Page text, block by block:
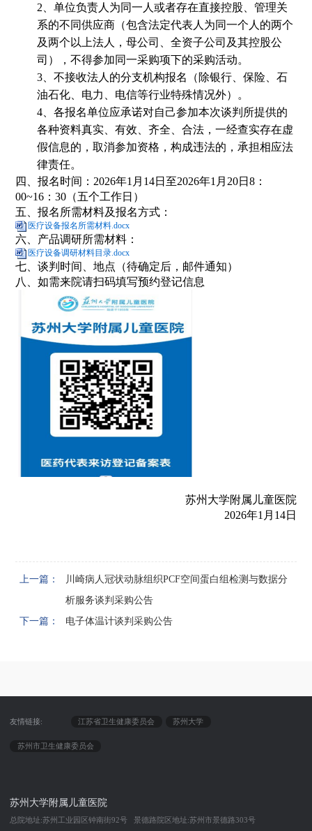
2、单位负责人为同一人或者存在直接控股、管理关
系的不同供应商（包含法定代表人为同一个人的两个
及两个以上法人，母公司、全资子公司及其控股公
司），不得参加同一采购项下的采购活动。
3、不接收法人的分支机构报名（除银行、保险、石
油石化、电力、电信等行业特殊情况外）。
4、各报名单位应承诺对自己参加本次谈判所提供的
各种资料真实、有效、齐全、合法，一经查实存在虚
假信息的，取消参加资格，构成违法的，承担相应法
律责任。
四、报名时间：2026年1月14日至2026年1月20日8：
00~16：30（五个工作日）
五、报名所需材料及报名方式：
医疗设备报名所需材料.docx
六、产品调研所需材料：
医疗设备调研材料目录.docx
七、谈判时间、地点（待确定后，邮件通知）
八、如需来院请扫码填写预约登记信息
苏州大学附属儿童医院
2026年1月14日
上一篇：
川崎病人冠状动脉组织PCF空间蛋白组检测与数据分
析服务谈判采购公告
下一篇：
电子体温计谈判采购公告
友情链接: 江苏省卫生健康委员会 苏州大学
苏州市卫生健康委员会
苏州大学附属儿童医院
总院地址:苏州工业园区钟南街92号 景德路院区地址:苏州市景德路303号